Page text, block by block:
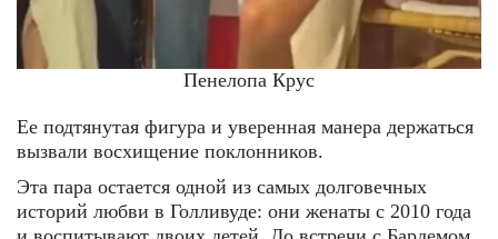
Пенелопа Крус
Ее подтянутая фигура и уверенная манера держаться
вызвали восхищение поклонников.
Эта пара остается одной из самых долговечных
историй любви в Голливуде: они женаты с 2010 года